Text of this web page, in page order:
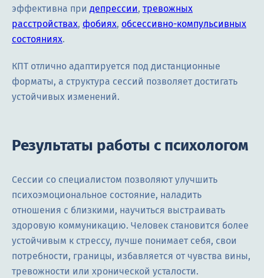
эффективна при депрессии, тревожных
расстройствах, фобиях, обсессивно-компульсивных
состояниях.
КПТ отлично адаптируется под дистанционные
форматы, а структура сессий позволяет достигать
устойчивых изменений.
Результаты работы с психологом
Сессии со специалистом позволяют улучшить
психоэмоциональное состояние, наладить
отношения с близкими, научиться выстраивать
здоровую коммуникацию. Человек становится более
устойчивым к стрессу, лучше понимает себя, свои
потребности, границы, избавляется от чувства вины,
тревожности или хронической усталости.